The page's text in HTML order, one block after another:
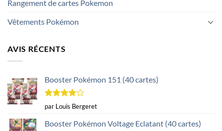
Rangement de cartes Pokemon
Vêtements Pokémon
AVIS RÉCENTS
Booster Pokémon 151 (40 cartes)
Note4
sur 5
par Louis Bergeret
Booster Pokémon Voltage Eclatant (40 cartes)